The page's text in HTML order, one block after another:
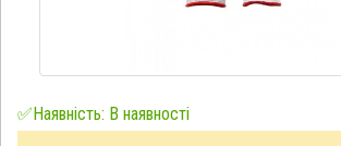
✅Наявність: В наявності